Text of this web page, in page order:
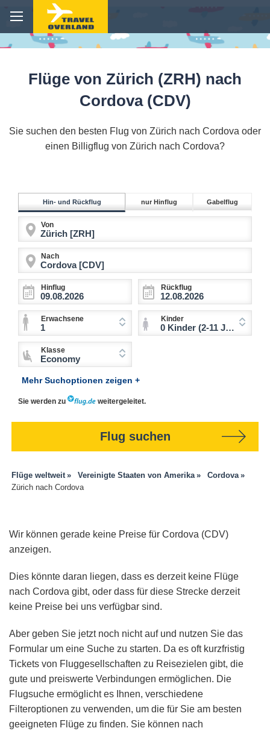
Flüge von Zürich (ZRH) nach
Cordova (CDV)
Sie suchen den besten Flug von Zürich nach Cordova oder
einen Billigflug von Zürich nach Cordova?
Hin- und Rückflug nur Hinflug Gabelflug
Von
Nach
Hinflug Rückflug
Erwachsene
1
Kinder
0 Kinder (2-11 Jahre)
Klasse
Economy
Mehr Suchoptionen zeigen +
Sie werden zu weitergeleitet.
Flug suchen
Flüge weltweit Vereinigte Staaten von Amerika
Cordova
Zürich nach Cordova
Wir können gerade keine Preise für Cordova (CDV)
anzeigen.
Dies könnte daran liegen, dass es derzeit keine Flüge
nach Cordova gibt, oder dass für diese Strecke derzeit
keine Preise bei uns verfügbar sind.
Aber geben Sie jetzt noch nicht auf und nutzen Sie das
Formular um eine Suche zu starten. Da es oft kurzfristig
Tickets von Fluggesellschaften zu Reisezielen gibt, die
gute und preiswerte Verbindungen ermöglichen. Die
Flugsuche ermöglicht es Ihnen, verschiedene
Filteroptionen zu verwenden, um die für Sie am besten
geeigneten Flüge zu finden. Sie können nach